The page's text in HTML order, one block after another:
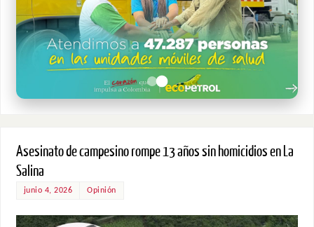
Asesinato de campesino rompe 13 años sin homicidios en La
Salina
junio 4, 2026 Opinión